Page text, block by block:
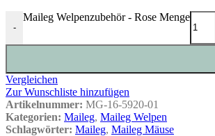
-
Maileg Welpenzubehör - Rose Menge
Vergleichen
Zur Wunschliste hinzufügen
Artikelnummer: MG-16-5920-01
Kategorien: Maileg, Maileg Welpen
Schlagwörter: Maileg, Maileg Mäuse